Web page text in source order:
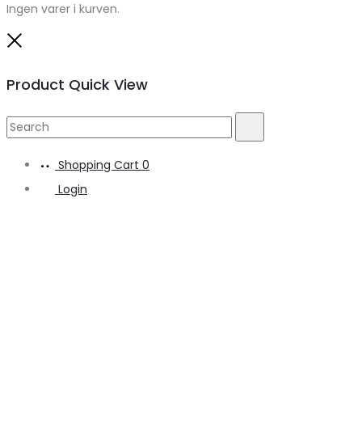
Ingen varer i kurven.
Product Quick View
Search
Shopping Cart 0
Login